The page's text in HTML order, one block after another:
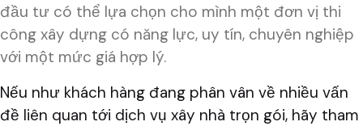
đầu tư có thể lựa chọn cho mình một đơn vị thi
công xây dựng có năng lực, uy tín, chuyên nghiệp
với một mức giá hợp lý.
Nếu như khách hàng đang phân vân về nhiều vấn
đề liên quan tới dịch vụ xây nhà trọn gói, hãy tham